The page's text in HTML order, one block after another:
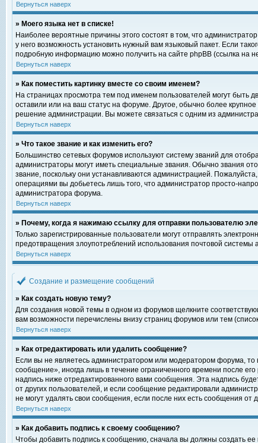
Вернуться наверх
» Моего языка нет в списке!
Наиболее вероятные причины этого состоят в том, что
у него возможность установить нужный вам языковый пакет. Если
подробную информацию можно получить на сайте phpBB (ссылка на
Вернуться наверх
» Как поместить картинку вместе со своим именем?
На страницах просмотра тем под именем пользователей могут быть
оставили или на ваш статус на форуме. Другое, обычно более
решение администрации. Вы можете связаться с одним из
Вернуться наверх
» Что такое звание и как изменить его?
Большинство сетевых форумов используют систему званий для
администраторы могут иметь специальные звания. Обычно звания
звание, поскольку они устанавливаются администрацией.
операциями вы добьетесь лишь того, что администратор просто-
администратора форума.
Вернуться наверх
» Почему, когда я нажимаю ссылку для отправки пользователю
Только зарегистрированные пользователи могут отправлять
предотвращения злоупотреблений использования почтовой
Вернуться наверх
Создание и размещение сообщений
» Как создать новую тему?
Для создания новой темы в одном из форумов щелкните
вам возможности перечислены внизу страниц форумов или тем
Вернуться наверх
» Как отредактировать или удалить сообщение?
Если вы не являетесь администратором или модератором форума,
сообщение», иногда лишь в течение ограниченного времени после
надпись ниже отредактированного вами сообщения. Эта надпись
от других пользователей, и если сообщение редактировали
не могут удалять свои сообщения, если после них есть сообщения от
Вернуться наверх
» Как добавить подпись к своему сообщению?
Чтобы добавить подпись к сообщению, сначала вы должны создать